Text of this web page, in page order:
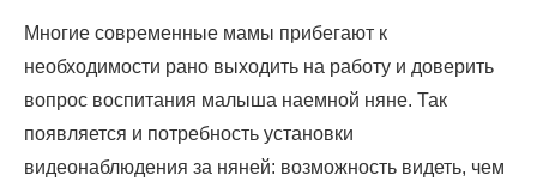
Многие современные мамы прибегают к
необходимости рано выходить на работу и доверить
вопрос воспитания малыша наемной няне. Так
появляется и потребность установки
видеонаблюдения за няней: возможность видеть, чем